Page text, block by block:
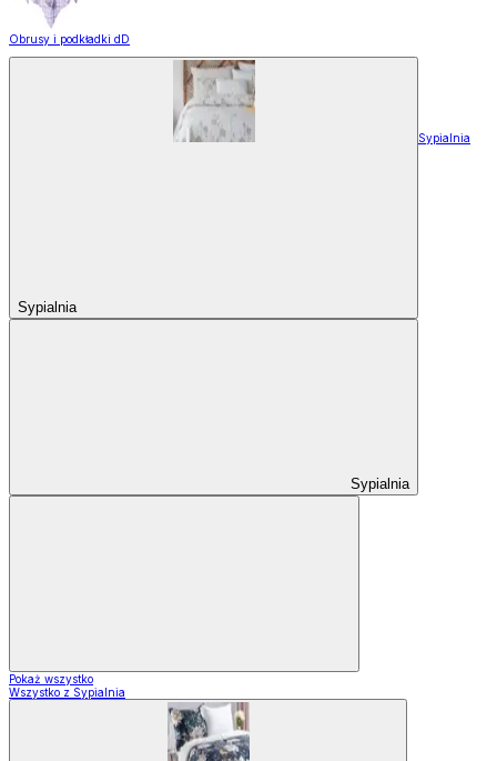
Obrusy i podkładki dD
Sypialnia
Sypialnia
Sypialnia
Pokaż wszystko
Wszystko z Sypialnia